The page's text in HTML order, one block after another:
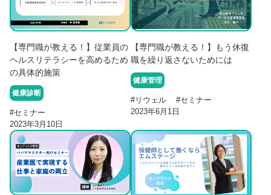
【専門職が教える！】従業員の
ヘルスリテラシーを高めるため
の具体的施策
健康診断
#セミナー
2023年3月10日
【専門職が教える！】もう休復
職を繰り返さないためには
健康管理
#リウェル #セミナー
2023年6月1日